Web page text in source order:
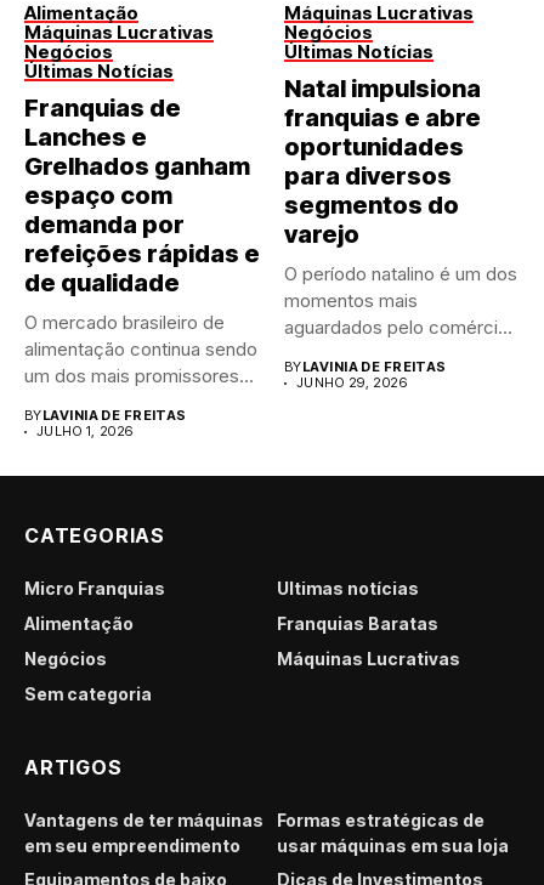
Alimentação
Máquinas Lucrativas
Negócios
Últimas Notícias
Franquias de
Lanches e
Grelhados ganham
espaço com
demanda por
refeições rápidas e
de qualidade
O mercado brasileiro de
alimentação continua sendo
um dos mais promissores
BYLAVINIA DE FREITAS
JULHO 1, 2026
Máquinas Lucrativas
Negócios
Últimas Notícias
Natal impulsiona
franquias e abre
oportunidades
para diversos
segmentos do
varejo
O período natalino é um dos
momentos mais
aguardados pelo comércio
BYLAVINIA DE FREITAS
JUNHO 29, 2026
CATEGORIAS
Micro Franquias
Últimas notícias
Alimentação
Franquias Baratas
Negócios
Máquinas Lucrativas
Sem categoria
ARTIGOS
Vantagens de ter máquinas
em seu empreendimento
Formas estratégicas de
usar máquinas em sua loja
Equipamentos de baixo
Dicas de Investimentos